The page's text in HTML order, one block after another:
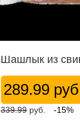
Шашлык из
289.99
339.99 руб. -15%